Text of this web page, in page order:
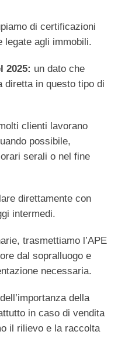
di certificazioni
legate agli immobili.
2025: un dato che
diretta in questo tipo di
clienti lavorano
possibile,
serali o nel fine
direttamente con
intermedi.
trasmettiamo l’APE
dal sopralluogo e
necessaria.
della
in caso di vendita
il rilievo e la raccolta